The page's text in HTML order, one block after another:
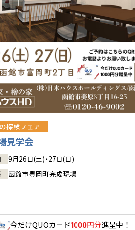
探検フェア
見学会
9月26日(土)・27日(日)
函館市豊岡町完成現場
今だけQUOカード1000円分進呈中！